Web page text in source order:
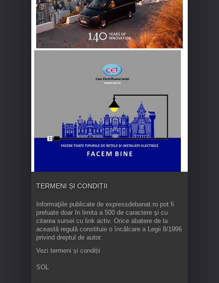
TERMENI ȘI CONDIȚII
Informaţiile publicate de expressdebanat.ro pot fi
preluate doar în limita a 500 de caractere şi cu
citarea sursei cu link activ. Orice abatere de la
această regulă constituie o încălcare a Legii 8/1996
privind dreptul de autor.
Vezi termeni și condiții
SOL